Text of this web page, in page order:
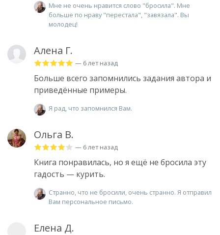
Мне не очень нравится слово "бросила". Мне
больше по нраву "перестала", "завязала". Вы
молодец!
Алена Г.
— 6 лет назад
Больше всего запомнились задания автора и
приведённые примеры.
Я рад, что запомнился Вам.
Ольга В.
— 6 лет назад
Книга понравилась, но я ещё не бросила эту
гадость — курить.
Странно, что не бросили, очень странно. Я отправил
Вам персональное письмо.
Елена Д.